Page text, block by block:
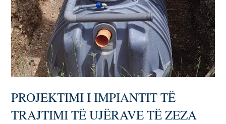
PROJEKTIMI I IMPIANTIT TË
TRAJTIMI TË UJËRAVE TË ZEZA